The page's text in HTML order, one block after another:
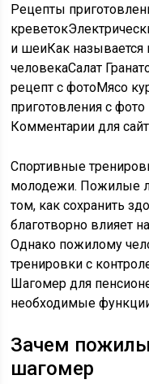
Рецепты
и шеиКак называется
человекаСалат
рецепт с фотоМясо
приготовления с фото
Комментарии для
Спортивные
молодежи. Пожилые
том, как сохранить
благотворно влияет
Однако пожилому
тренировки с
Шагомер для
необходимые
Зачем
шагомер